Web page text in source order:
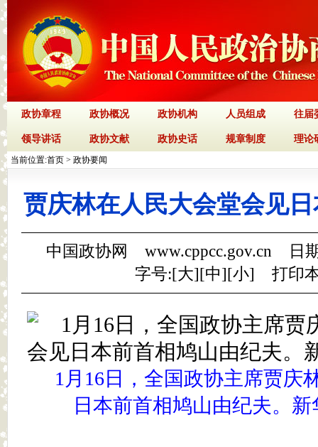
政协章程 政协概况 政协机构 人员组成 往届
领导讲话 政协文献 政协史话 规章制度 理论
当前位置:首页 > 政协要闻
贾庆林在人民大会堂会见
中国政协网 www.cppcc.gov.cn 日
字号:[大][中][小] 打印
1月16日，全国政协主席贾庆
日本前首相鸠山由纪夫。